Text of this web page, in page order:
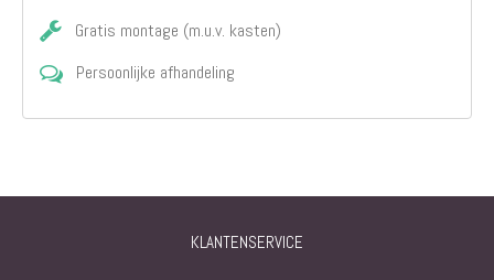
Gratis montage (m.u.v. kasten)
Persoonlijke afhandeling
KLANTENSERVICE